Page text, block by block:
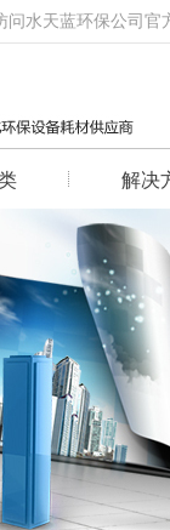
问水天蓝环保公司官
解决